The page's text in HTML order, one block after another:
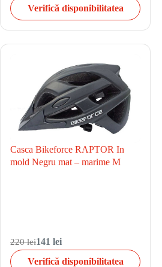
Verifică disponibilitatea
Casca Bikeforce RAPTOR In
mold Negru mat – marime M
220 lei141 lei
Verifică disponibilitatea